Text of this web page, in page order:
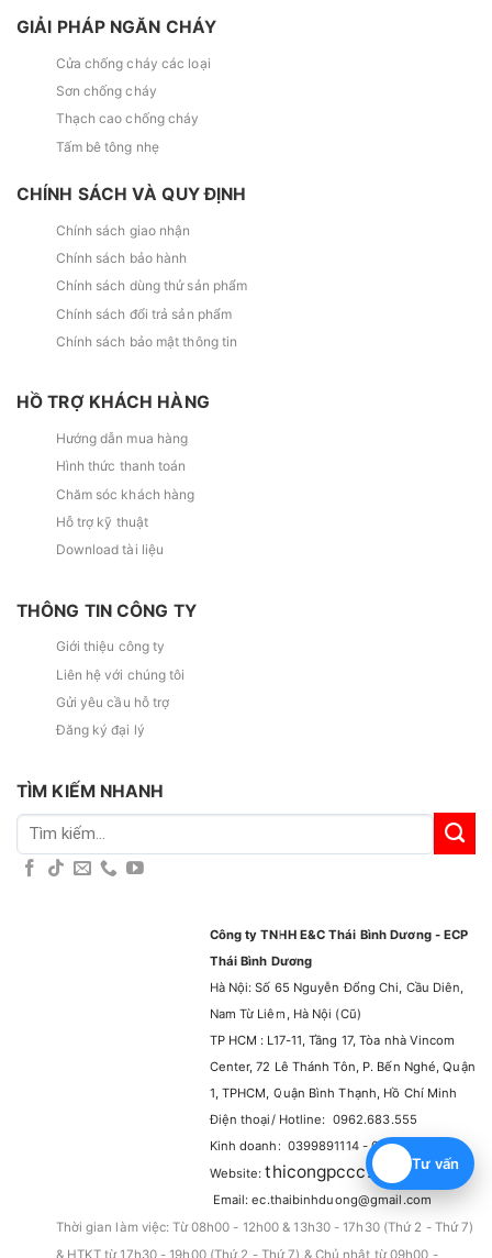
Tư vấn
GIẢI PHÁP NGĂN CHÁY
Cửa chống cháy các loại
Sơn chống cháy
Thạch cao chống cháy
Tấm bê tông nhẹ
CHÍNH SÁCH VÀ QUY ĐỊNH
Chính sách giao nhận
Chính sách bảo hành
Chính sách dùng thử sản phẩm
Chính sách đổi trả sản phẩm
Chính sách bảo mật thông tin
HỒ TRỢ KHÁCH HÀNG
Hướng dẫn mua hàng
Hình thức thanh toán
Chăm sóc khách hàng
Hỗ trợ kỹ thuật
Download tài liệu
THÔNG TIN CÔNG TY
Giới thiệu công ty
Liên hệ với chúng tôi
Gửi yêu cầu hỗ trợ
Đăng ký đại lý
TÌM KIẾM NHANH
Tìm
kiếm:
Công ty TNHH E&C Thái Bình Dương - ECP
Thái Bình Dương
Hà Nội: Số 65 Nguyễn Đổng Chi, Cầu Diên,
Nam Từ Liêm, Hà Nội (Cũ)
TP HCM : L17-11, Tầng 17, Tòa nhà Vincom
Center, 72 Lê Thánh Tôn, P. Bến Nghé, Quận
1, TPHCM, Quận Bình Thạnh, Hồ Chí Minh
Điện thoại/ Hotline: 0962.683.555
Kinh doanh: 0399891114 - 0965929114
Website:thicongpccc.com.vn –
Email: ec.thaibinhduong@gmail.com
Thời gian làm việc: Từ 08h00 - 12h00 & 13h30 - 17h30 (Thứ 2 - Thứ 7)
& HTKT từ 17h30 - 19h00 (Thứ 2 - Thứ 7) & Chủ nhật từ 09h00 -